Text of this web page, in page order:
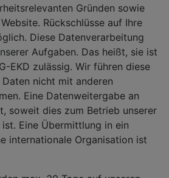
Gründen sowie
Rückschlüsse auf Ihre
Diese Datenverarbeitung
Aufgaben. Das heißt, sie ist
EKD zulässig. Wir führen diese
nicht mit anderen
Eine Datenweitergabe an
soweit dies zum Betrieb unserer
Eine Übermittlung in ein
internationale Organisation ist